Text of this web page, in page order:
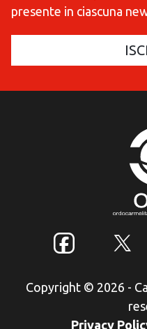
presente in ciascuna
Copyright © 2026 -
Privacy